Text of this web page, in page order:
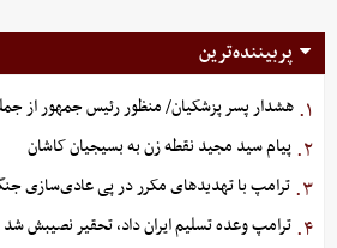
پربیننده‌ترین
۱. هشدار پسر پزشکیان/ منظور رئیس جمهور از
۲. پیام سید مجید نقطه زن به بسیجیان کاشان
۳. ترامپ با تهدیدهای مکرر در پی عادی‌سازی
۴. ترامپ وعده تسلیم ایران داد، تحقیر نصیبش شد